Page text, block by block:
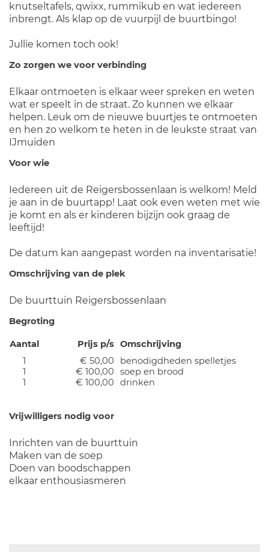
knutseltafels, qwixx, rummikub en wat iedereen
inbrengt. Als klap op de vuurpijl de buurtbingo!
Jullie komen toch ook!
Zo zorgen we voor verbinding
Elkaar ontmoeten is elkaar weer spreken en weten
wat er speelt in de straat. Zo kunnen we elkaar
helpen. Leuk om de nieuwe buurtjes te ontmoeten
en hen zo welkom te heten in de leukste straat van
IJmuiden
Voor wie
Iedereen uit de Reigersbossenlaan is welkom! Meld
je aan in de buurtapp! Laat ook even weten met wie
je komt en als er kinderen bijzijn ook graag de
leeftijd!
De datum kan aangepast worden na inventarisatie!
Omschrijving van de plek
De buurttuin Reigersbossenlaan
Begroting
Aantal Prijs p/s Omschrijving
1
€ 50,00
benodigdheden spelletjes
1
€ 100,00
soep en brood
1
€ 100,00 drinken
Vrijwilligers nodig voor
Inrichten van de buurttuin
Maken van de soep
Doen van boodschappen
elkaar enthousiasmeren